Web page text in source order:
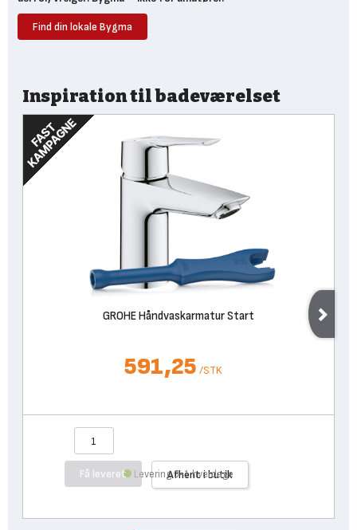
Find din lokale Bygma
Inspiration til badeværelset
GROHE Håndvaskarmatur Start
591,25 /STK
Få leveret Afhent i butik
Levering 0-1 hverdage